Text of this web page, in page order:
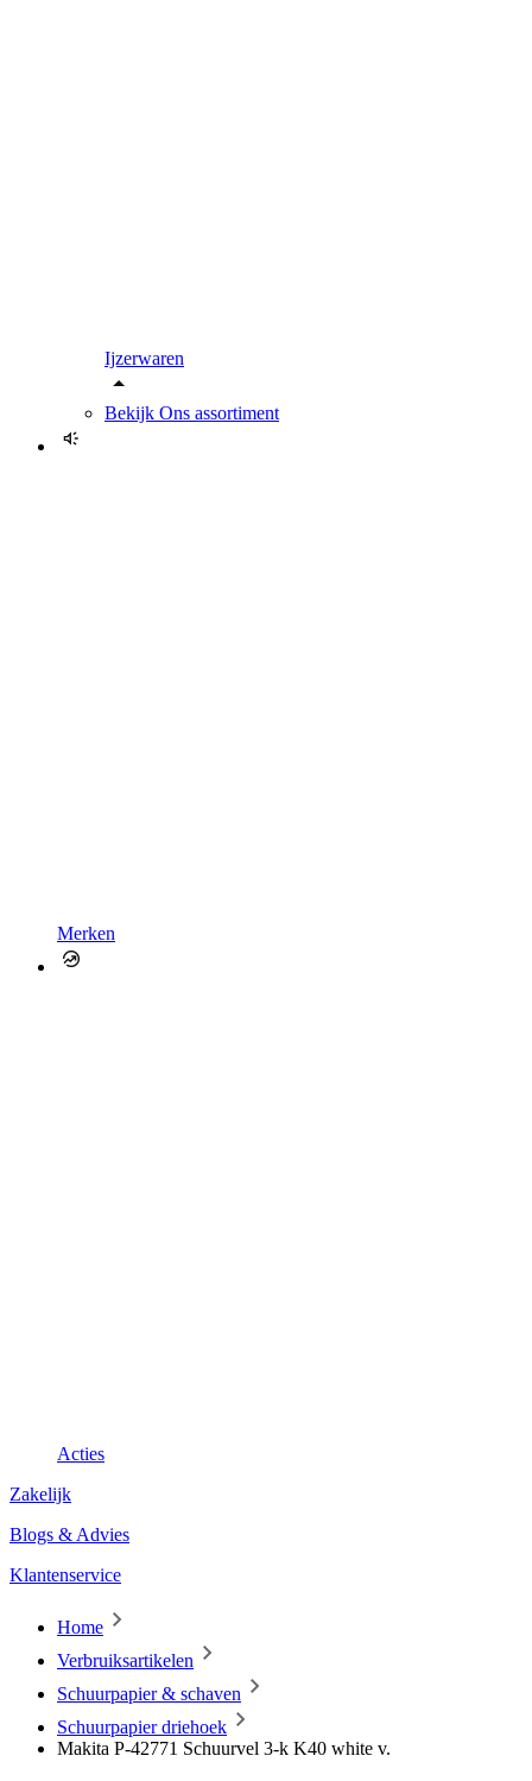
Ijzerwaren
Bekijk Ons assortiment
Merken
Acties
Zakelijk
Blogs & Advies
Klantenservice
Home
Verbruiksartikelen
Schuurpapier & schaven
Schuurpapier driehoek
Makita P-42771 Schuurvel 3-k K40 white v.